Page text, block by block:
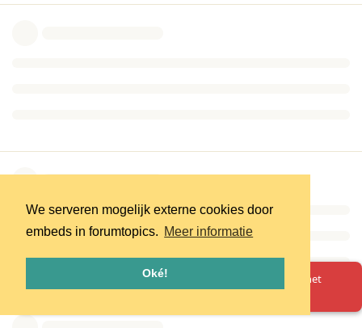
We serveren mogelijk externe cookies door
embeds in forumtopics. Meer informatie
Oké!
Oeps! Er is iets misgegaan. Herlaad de pagina en probeer het
opnieuw.